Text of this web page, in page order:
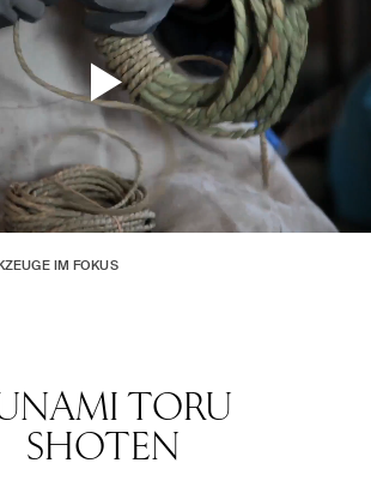
IM FOKUS
TORU
SHOTEN